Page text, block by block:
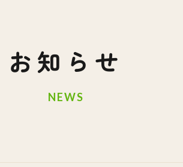
お知らせ
NEWS